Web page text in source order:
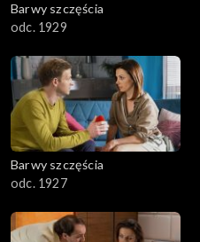
Barwy szczęścia
odc. 1929
Barwy szczęścia
odc. 1927